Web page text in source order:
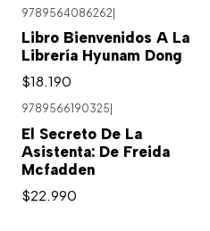
9789564086262
Libro Bienvenidos A La
Librería Hyunam Dong
$18.190
9789566190325
El Secreto De La
Asistenta: De Freida
Mcfadden
$22.990